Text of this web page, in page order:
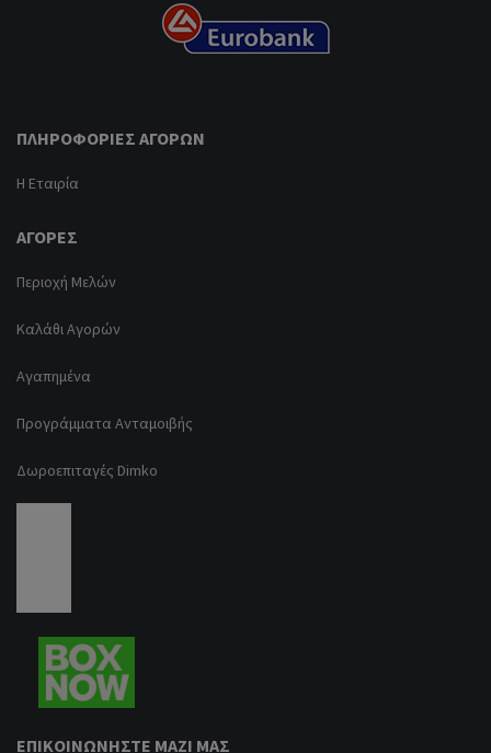
ΠΛΗΡΟΦΟΡΊΕΣ ΑΓΟΡΏΝ
Η Εταιρία
ΑΓΟΡΈΣ
Περιοχή Μελών
Καλάθι Αγορών
Αγαπημένα
Προγράμματα Ανταμοιβής
Δωροεπιταγές Dimko
ΕΠΙΚΟΙΝΩΝΉΣΤΕ ΜΑΖΊ ΜΑΣ